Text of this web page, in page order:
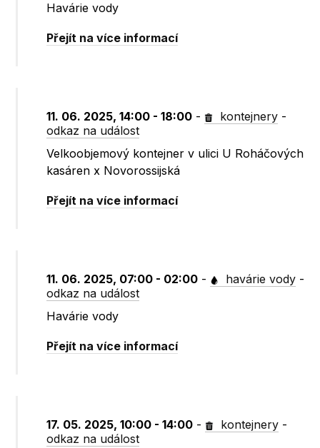
Havárie vody
Přejít na více informací
11. 06. 2025, 14:00 - 18:00 - kontejnery -
odkaz na událost
Velkoobjemový kontejner v ulici U Roháčových
kasáren x Novorossijská
Přejít na více informací
11. 06. 2025, 07:00 - 02:00 - havárie vody -
odkaz na událost
Havárie vody
Přejít na více informací
17. 05. 2025, 10:00 - 14:00 - kontejnery -
odkaz na událost